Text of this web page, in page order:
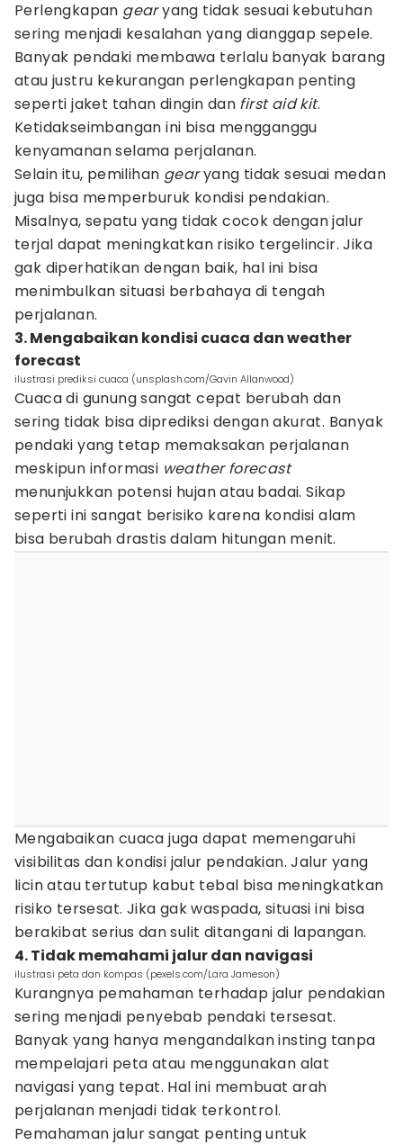
Perlengkapan gearyang tidak sesuai kebutuhan
sering menjadi kesalahan yang dianggap sepele.
Banyak pendaki membawa terlalu banyak barang
atau justru kekurangan perlengkapan penting
seperti jaket tahan dingin dan first aid kit.
Ketidakseimbangan ini bisa mengganggu
kenyamanan selama perjalanan.
Selain itu, pemilihan gearyang tidak sesuai medan
juga bisa memperburuk kondisi pendakian.
Misalnya, sepatu yang tidak cocok dengan jalur
terjal dapat meningkatkan risiko tergelincir. Jika
gak diperhatikan dengan baik, hal ini bisa
menimbulkan situasi berbahaya di tengah
perjalanan.
3. Mengabaikan kondisi cuaca dan weather
forecast
ilustrasi prediksi cuaca (unsplash.com/Gavin Allanwood)
Cuaca di gunung sangat cepat berubah dan
sering tidak bisa diprediksi dengan akurat. Banyak
pendaki yang tetap memaksakan perjalanan
meskipun informasi weather forecast
menunjukkan potensi hujan atau badai. Sikap
seperti ini sangat berisiko karena kondisi alam
bisa berubah drastis dalam hitungan menit.
Mengabaikan cuaca juga dapat memengaruhi
visibilitas dan kondisi jalur pendakian. Jalur yang
licin atau tertutup kabut tebal bisa meningkatkan
risiko tersesat. Jika gak waspada, situasi ini bisa
berakibat serius dan sulit ditangani di lapangan.
4. Tidak memahami jalur dan navigasi
ilustrasi peta dan kompas (pexels.com/Lara Jameson)
Kurangnya pemahaman terhadap jalur pendakian
sering menjadi penyebab pendaki tersesat.
Banyak yang hanya mengandalkan insting tanpa
mempelajari peta atau menggunakan alat
navigasi yang tepat. Hal ini membuat arah
perjalanan menjadi tidak terkontrol.
Pemahaman jalur sangat penting untuk